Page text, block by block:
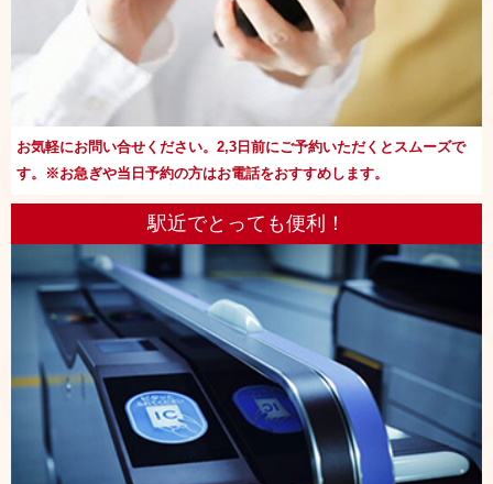
お気軽にお問い合せください。2,3日前にご予約いただくとスムーズで
す。※お急ぎや当日予約の方はお電話をおすすめします。
駅近でとっても便利！